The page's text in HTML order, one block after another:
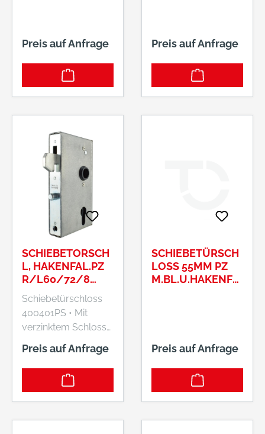
Preis auf Anfrage Preis auf Anfrage
SCHIEBETORSCH
L, HAKENFAL.PZ
R/L60/72/8
F.ROHR 40MM
Schiebetürschloss
400401PS • Mit
verzinktem Schloss
und mit Hakenfalle •
Links und rechts
verwendbar • Stulp:
Preis auf Anfrage
SCHIEBETÜRSCH
LOSS 55MM PZ
M.BL.U.HAKENFA
Preis auf Anfrage